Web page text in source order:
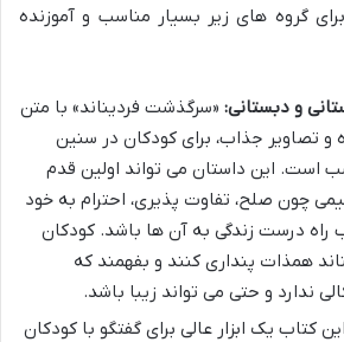
گروه های زیر بسیار مناسب و آموزنده
و دبستانی: «سرگذشت فردیناند» با متن
و تصاویر جذاب، برای کودکان در سنین
است. این داستان می تواند اولین قدم
چون صلح، تفاوت پذیری، احترام به خود
راه درست زندگی به آن ها باشد. کودکان
همذات پنداری کنند و بفهمند که
ندارد و حتی می تواند زیبا باشد.
این کتاب یک ابزار عالی برای گفتگو با کودکان